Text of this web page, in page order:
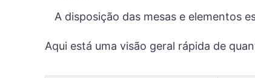
A disposição das mesas e elementos
Aqui está uma visão geral rápida de